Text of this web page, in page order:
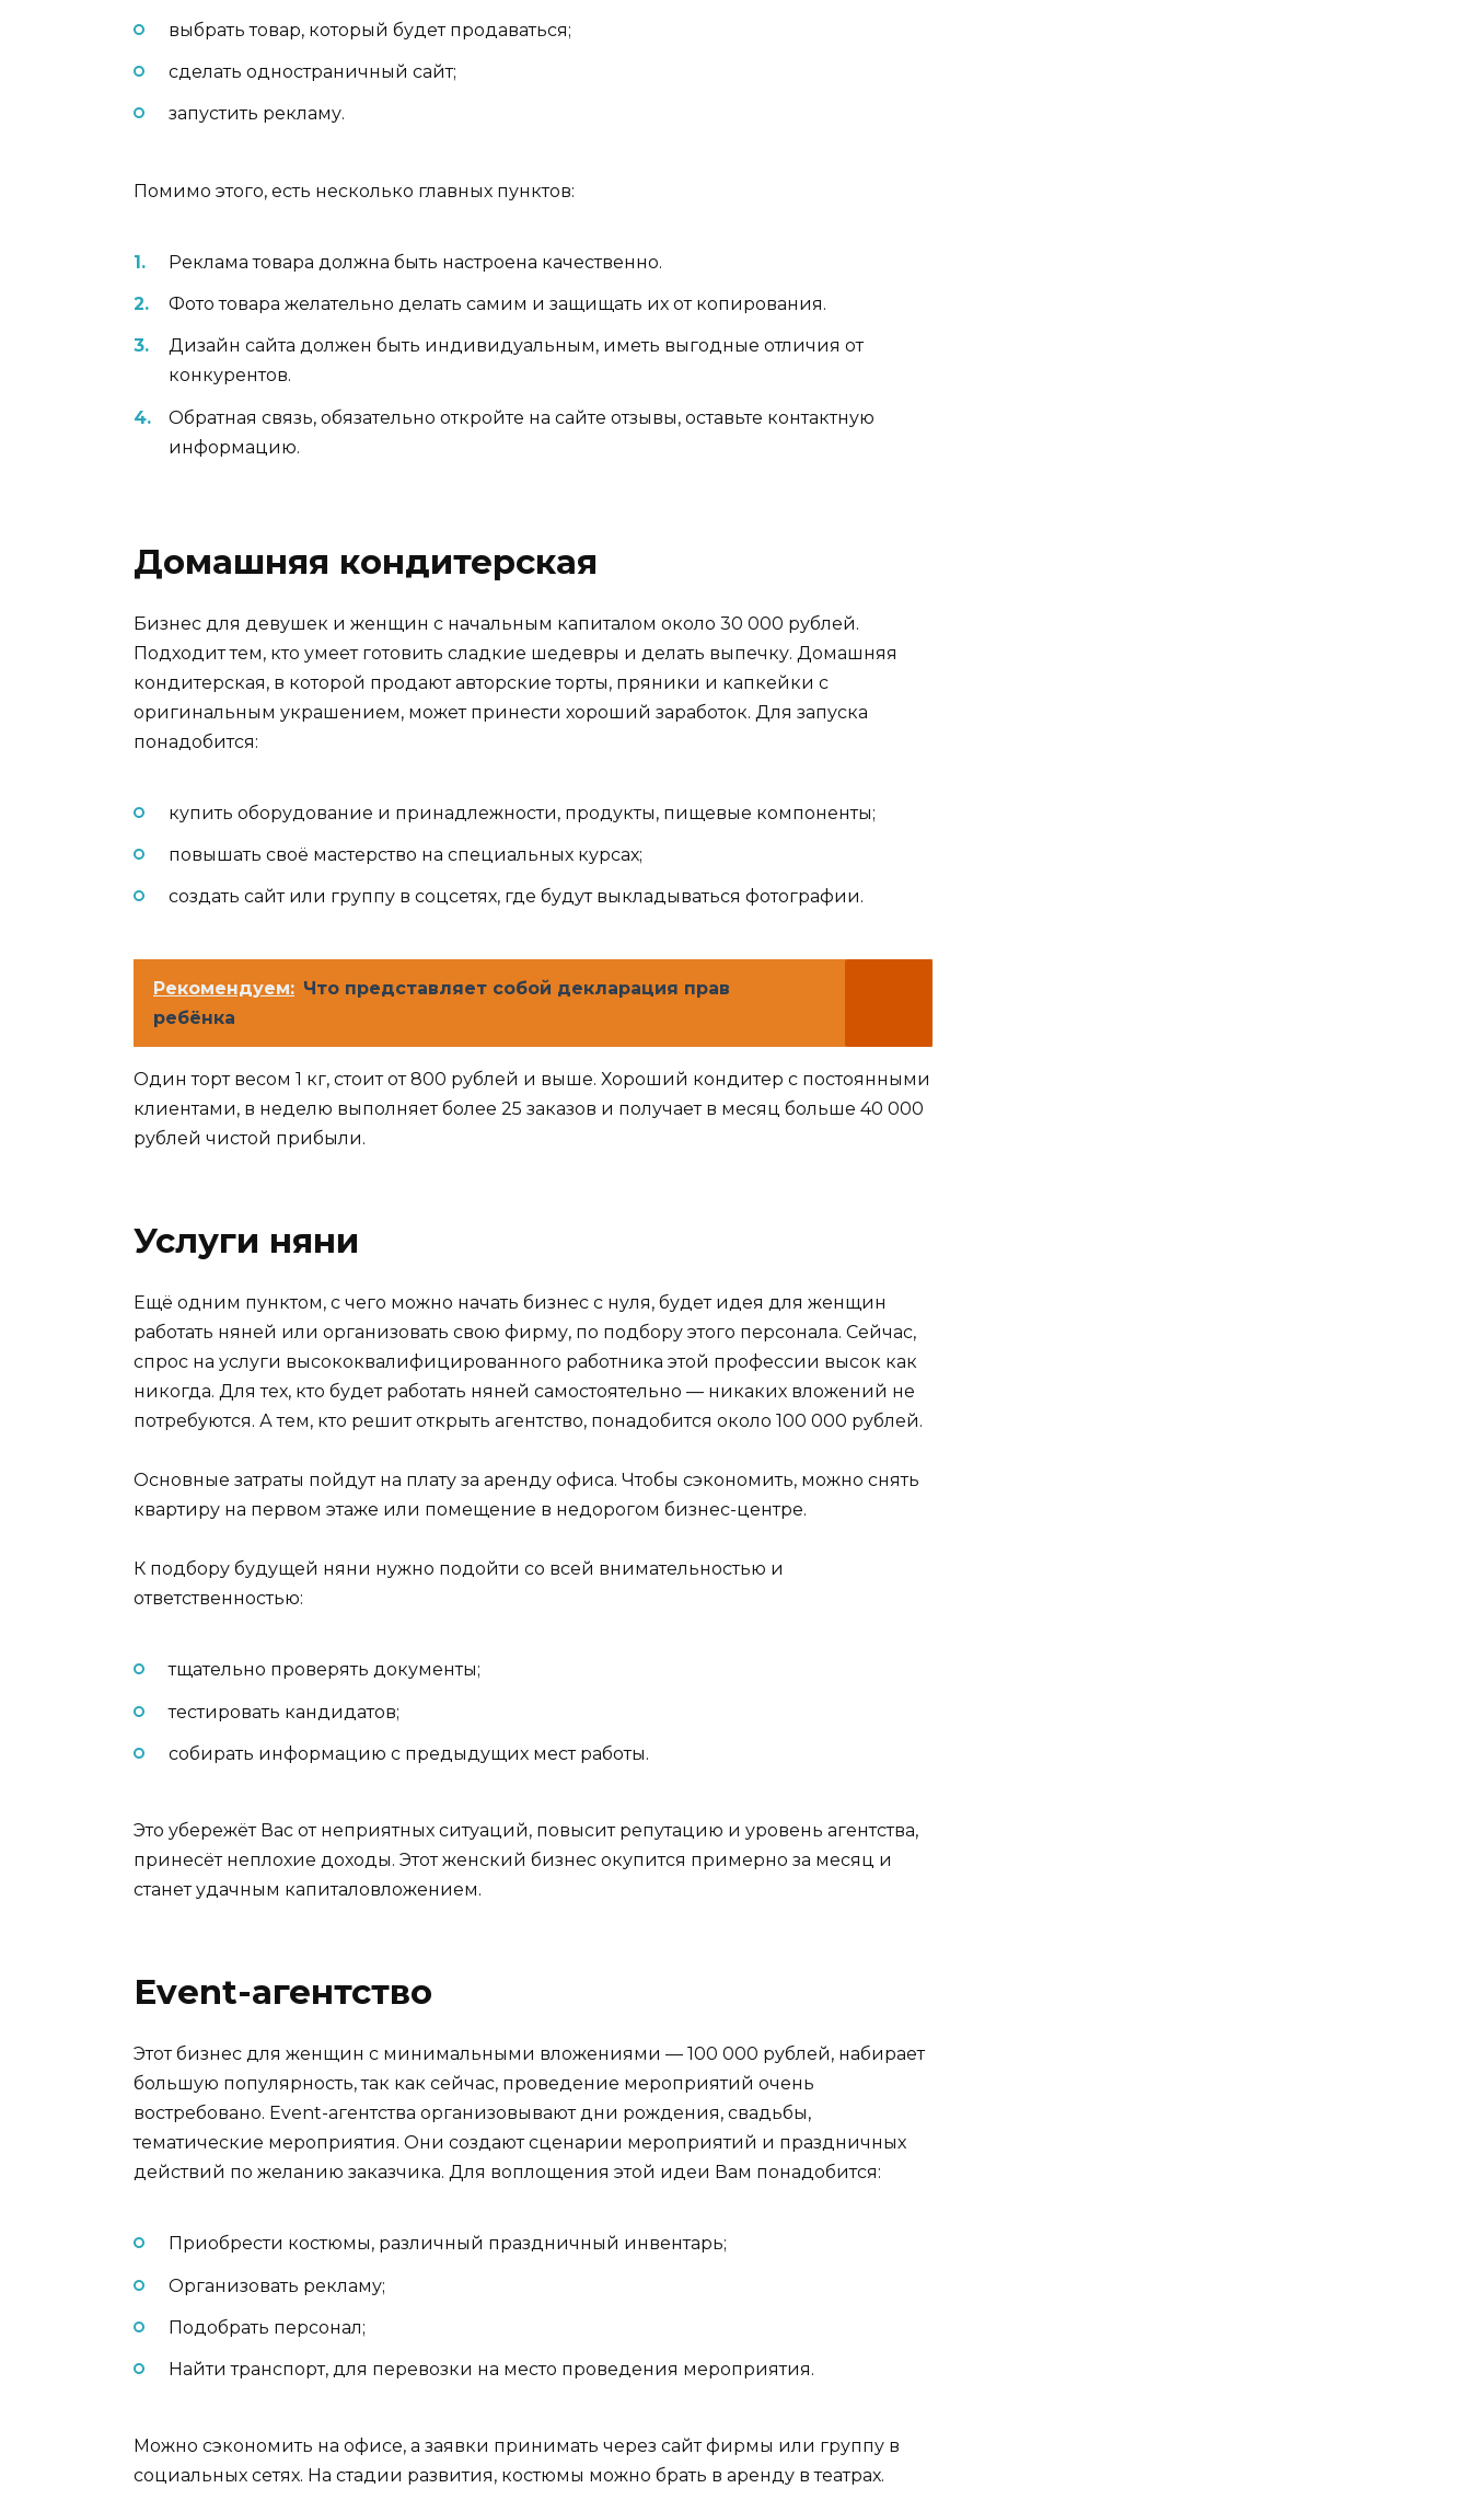
выбрать товар, который будет продаваться;
сделать одностраничный сайт;
запустить рекламу.
Помимо этого, есть несколько главных пунктов:
Реклама товара должна быть настроена качественно.
Фото товара желательно делать самим и защищать их от копирования.
Дизайн сайта должен быть индивидуальным, иметь выгодные отличия от
конкурентов.
Обратная связь, обязательно откройте на сайте отзывы, оставьте контактную
информацию.
Домашняя кондитерская
Бизнес для девушек и женщин с начальным капиталом около 30 000 рублей.
Подходит тем, кто умеет готовить сладкие шедевры и делать выпечку. Домашняя
кондитерская, в которой продают авторские торты, пряники и капкейки с
оригинальным украшением, может принести хороший заработок. Для запуска
понадобится:
купить оборудование и принадлежности, продукты, пищевые компоненты;
повышать своё мастерство на специальных курсах;
создать сайт или группу в соцсетях, где будут выкладываться фотографии.
Рекомендуем: Что представляет собой декларация прав
ребёнка
Один торт весом 1 кг, стоит от 800 рублей и выше. Хороший кондитер с постоянными
клиентами, в неделю выполняет более 25 заказов и получает в месяц больше 40 000
рублей чистой прибыли.
Услуги няни
Ещё одним пунктом, с чего можно начать бизнес с нуля, будет идея для женщин
работать няней или организовать свою фирму, по подбору этого персонала. Сейчас,
спрос на услуги высококвалифицированного работника этой профессии высок как
никогда. Для тех, кто будет работать няней самостоятельно — никаких вложений не
потребуются. А тем, кто решит открыть агентство, понадобится около 100 000 рублей.
Основные затраты пойдут на плату за аренду офиса. Чтобы сэкономить, можно снять
квартиру на первом этаже или помещение в недорогом бизнес-центре.
К подбору будущей няни нужно подойти со всей внимательностью и
ответственностью:
тщательно проверять документы;
тестировать кандидатов;
собирать информацию с предыдущих мест работы.
Это убережёт Вас от неприятных ситуаций, повысит репутацию и уровень агентства,
принесёт неплохие доходы. Этот женский бизнес окупится примерно за месяц и
станет удачным капиталовложением.
Event-агентство
Этот бизнес для женщин с минимальными вложениями — 100 000 рублей, набирает
большую популярность, так как сейчас, проведение мероприятий очень
востребовано. Event-агентства организовывают дни рождения, свадьбы,
тематические мероприятия. Они создают сценарии мероприятий и праздничных
действий по желанию заказчика. Для воплощения этой идеи Вам понадобится:
Приобрести костюмы, различный праздничный инвентарь;
Организовать рекламу;
Подобрать персонал;
Найти транспорт, для перевозки на место проведения мероприятия.
Можно сэкономить на офисе, а заявки принимать через сайт фирмы или группу в
социальных сетях. На стадии развития, костюмы можно брать в аренду в театрах.